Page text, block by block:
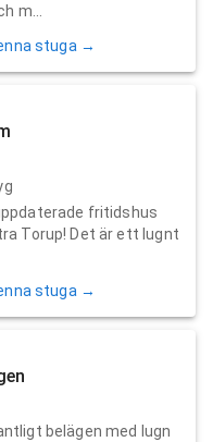
m...
stuga →
fritidshus
Torup! Det är ett lugnt
stuga →
belägen med lugn